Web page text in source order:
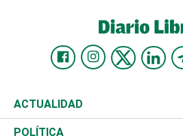
ACTUALIDAD
Nacional
POLÍTICA